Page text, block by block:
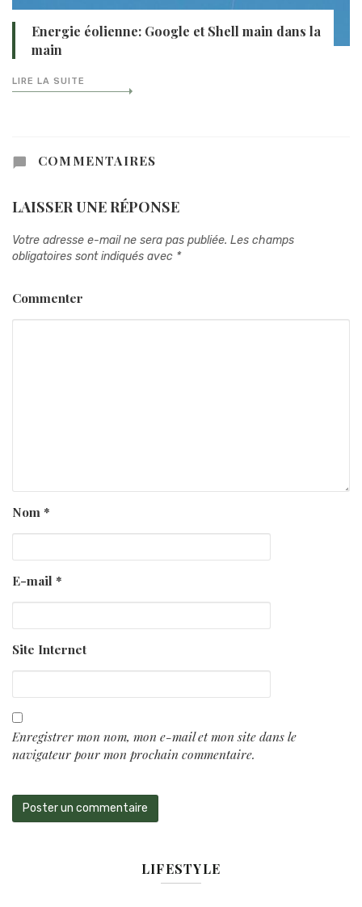
Energie éolienne: Google et Shell main dans la
main
LIRE LA SUITE
COMMENTAIRES
LAISSER UNE RÉPONSE
Votre adresse e-mail ne sera pas publiée. Les champs
obligatoires sont indiqués avec *
Commenter
Nom *
E-mail *
Site Internet
Enregistrer mon nom, mon e-mail et mon site dans le
navigateur pour mon prochain commentaire.
LIFESTYLE